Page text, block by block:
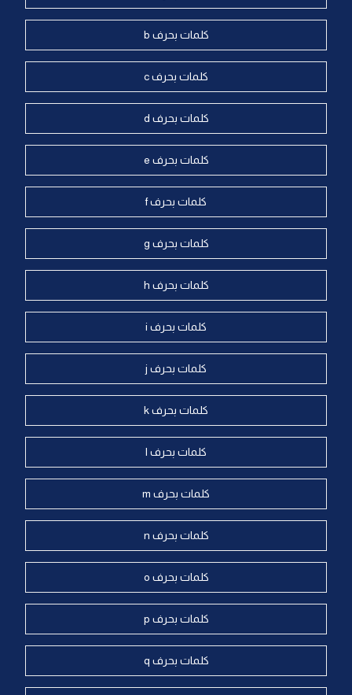
كلمات بحرف b
كلمات بحرف c
كلمات بحرف d
كلمات بحرف e
كلمات بحرف f
كلمات بحرف g
كلمات بحرف h
كلمات بحرف i
كلمات بحرف j
كلمات بحرف k
كلمات بحرف l
كلمات بحرف m
كلمات بحرف n
كلمات بحرف o
كلمات بحرف p
كلمات بحرف q